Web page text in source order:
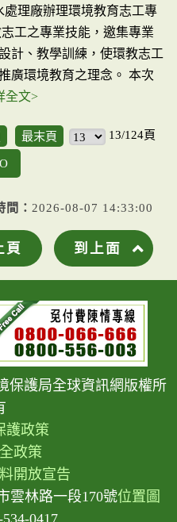
處理廠辦理環境教育志工專
工之專業技能，邀集專業
計、教學訓練，使環教志工
廣環境教育之理念。 本次
全文>
最末頁
13/124頁
GO
間： 2026-08-07 14:33:00
頁 到上面
保護局全球資訊網版權所
護政策
政策
開放宣告
雲林路一段170號位置圖